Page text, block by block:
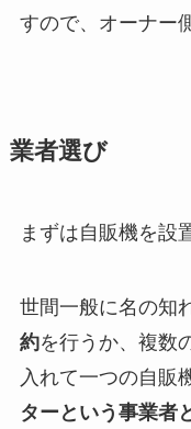
すので、オーナー
業者選び
まずは自販機を設
世間一般に名の知
約を行うか、複数
入れて一つの自販
ターという事業者